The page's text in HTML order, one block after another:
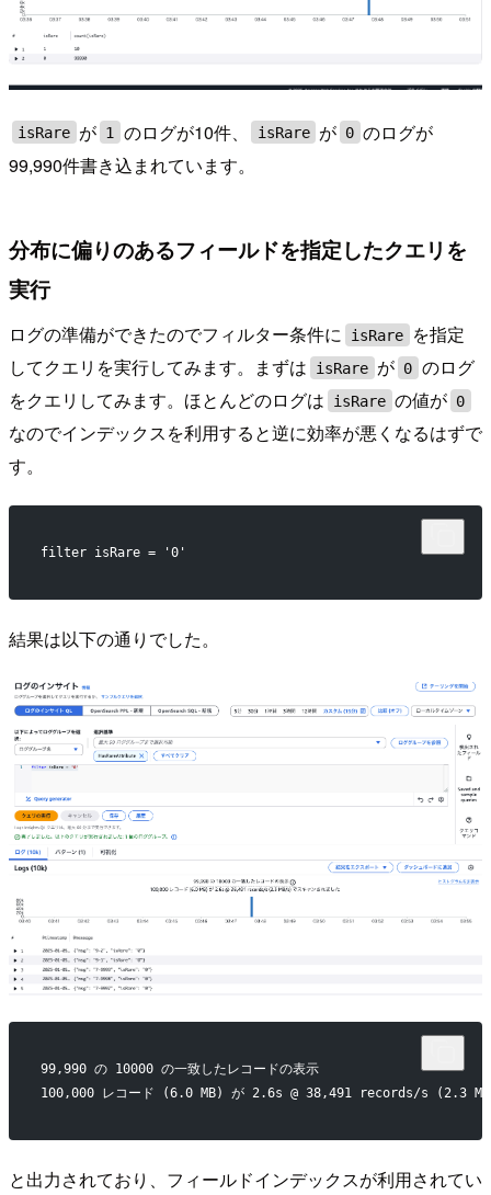
isRare が 1 のログが10件、 isRare が 0 のログが
99,990件書き込まれています。
分布に偏りのあるフィールドを指定したクエリを
実行
ログの準備ができたのでフィルター条件に isRare
を指定
してクエリを実行してみます。まずは
isRare が 0 のログ
をクエリしてみます。ほとんどのログは
isRare の値が 0
なのでインデックスを利用すると逆に効率が悪くなるはずで
す。
filter isRare = '0'
結果は以下の通りでした。
99,990 の 10000 の一致したレコードの表示
100,000 レコード (6.0 MB) が 2.6s @ 38,491 records/s (2.3 MB/
と出力されており、フィールドインデックスが利用されてい